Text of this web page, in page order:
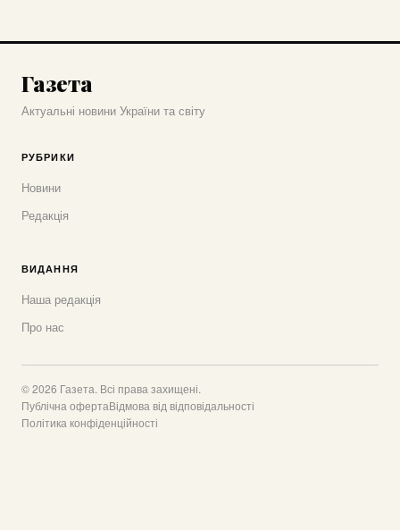
Газета
Актуальні новини України та світу
РУБРИКИ
Новини
Редакція
ВИДАННЯ
Наша редакція
Про нас
© 2026 Газета. Всі права захищені.
Публічна офертаВідмова від відповідальності
Політика конфіденційності